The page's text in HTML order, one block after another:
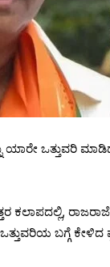
ಒತ್ತುವರಿ
ಕಲಾಪದಲ್ಲಿ,
ಬಗ್ಗೆ